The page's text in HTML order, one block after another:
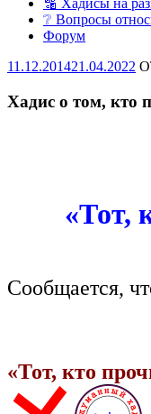
🔡 Хадисы на
❔ Вопросы
Форум
Опубликовано
11.12.201421.04.2022
Хадис о том, кто
«Тот,
Сообщается,
«Тот, кто